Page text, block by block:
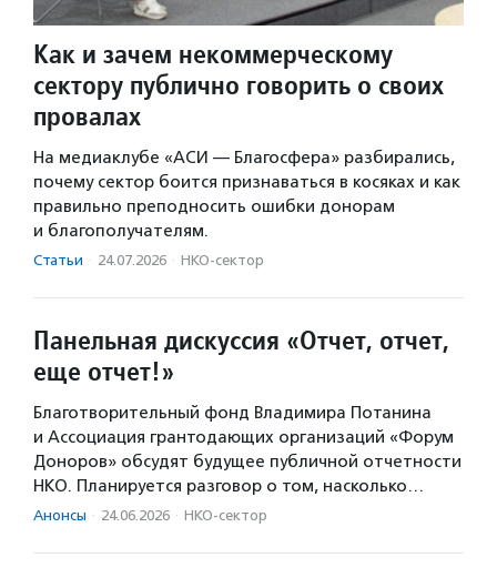
Как и зачем некоммерческому
сектору публично говорить о своих
провалах
На медиаклубе «АСИ — Благосфера» разбирались,
почему сектор боится признаваться в косяках и как
правильно преподносить ошибки донорам
и благополучателям.
Статьи · 24.07.2026 · НКО-сектор
Панельная дискуссия «Отчет, отчет,
еще отчет!»
Благотворительный фонд Владимира Потанина
и Ассоциация грантодающих организаций «Форум
Доноров» обсудят будущее публичной отчетности
НКО. Планируется разговор о том, насколько…
Анонсы · 24.06.2026 · НКО-сектор